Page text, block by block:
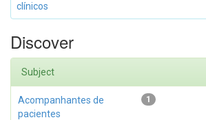
clínicos
Discover
Subject
1
Acompanhantes de
pacientes